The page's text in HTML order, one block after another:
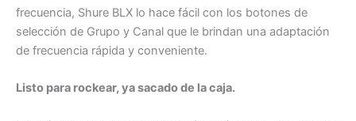
frecuencia, Shure BLX lo hace fácil con los botones de
selección de Grupo y Canal que le brindan una adaptación
de frecuencia rápida y conveniente.
Listo para rockear, ya sacado de la caja.